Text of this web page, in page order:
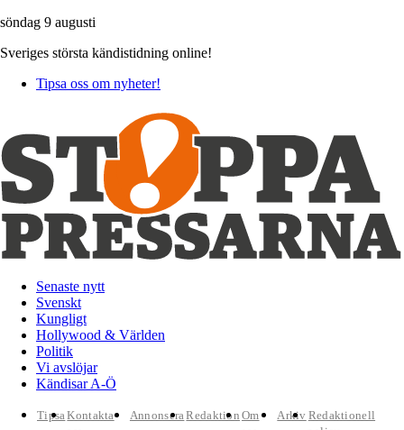
söndag 9 augusti
Sveriges största kändistidning online!
Tipsa oss om nyheter!
Senaste nytt
Svenskt
Kungligt
Hollywood & Världen
Politik
Vi avslöjar
Kändisar A-Ö
TipsaKontakta
AnnonseraRedaktion Om
Arkiv Redaktionell